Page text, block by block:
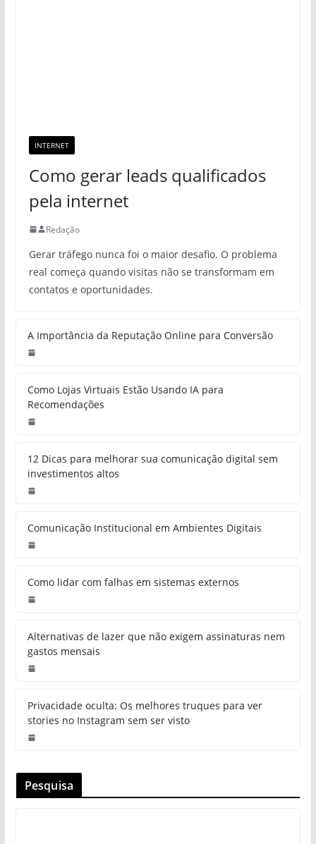
INTERNET
Como gerar leads qualificados
pela internet
Redação
Gerar tráfego nunca foi o maior desafio. O problema
real começa quando visitas não se transformam em
contatos e oportunidades.
A Importância da Reputação Online para Conversão
Como Lojas Virtuais Estão Usando IA para
Recomendações
12 Dicas para melhorar sua comunicação digital sem
investimentos altos
Comunicação Institucional em Ambientes Digitais
Como lidar com falhas em sistemas externos
Alternativas de lazer que não exigem assinaturas nem
gastos mensais
Privacidade oculta: Os melhores truques para ver
stories no Instagram sem ser visto
Pesquisa